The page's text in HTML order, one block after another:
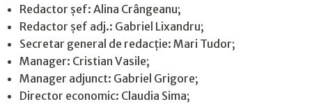
Redactor șef: Alina Crângeanu;
Redactor șef adj.: Gabriel Lixandru;
Secretar general de redacție: Mari Tudor;
Manager: Cristian Vasile;
Manager adjunct: Gabriel Grigore;
Director economic: Claudia Sima;